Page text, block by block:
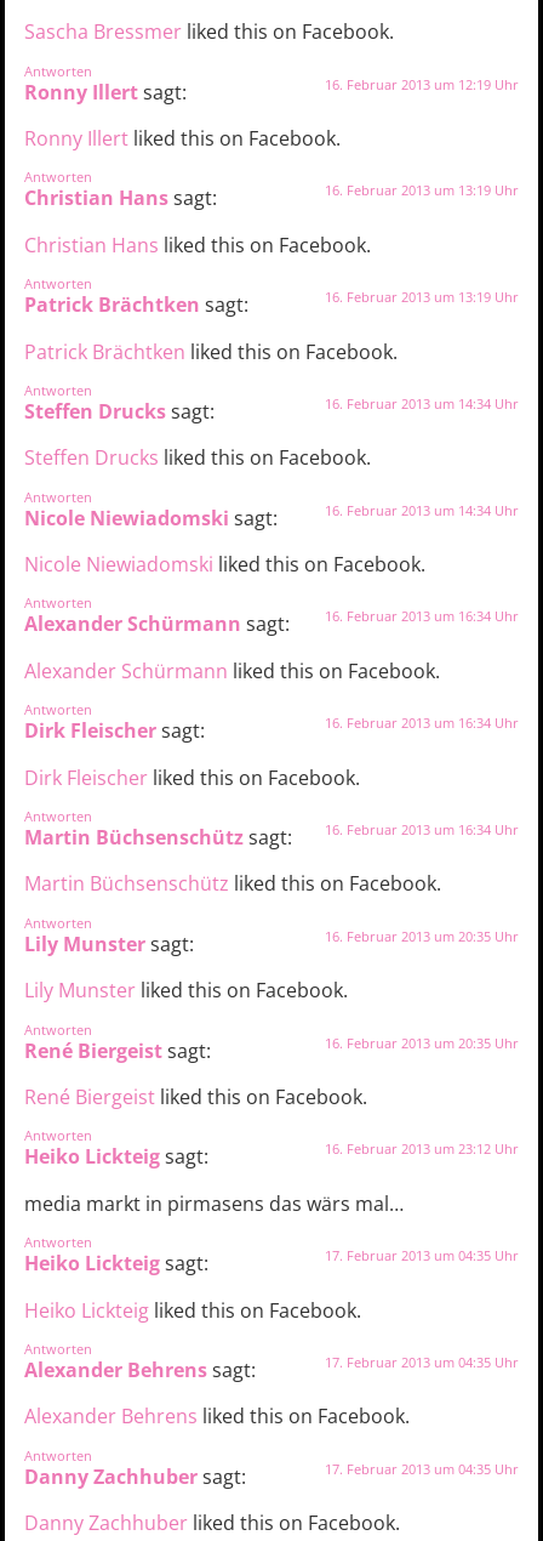
Sascha Bressmer liked this on Facebook.
Antworten
Ronny Illertsagt: 16. Februar 2013 um 12:19 Uhr
Ronny Illert liked this on Facebook.
Antworten
Christian Hanssagt: 16. Februar 2013 um 13:19 Uhr
Christian Hans liked this on Facebook.
Antworten
Patrick Brächtken sagt: 16. Februar 2013 um 13:19 Uhr
Patrick Brächtken liked this on Facebook.
Antworten
Steffen Druckssagt: 16. Februar 2013 um 14:34 Uhr
Steffen Drucks liked this on Facebook.
Antworten
Nicole Niewiadomski sagt: 16. Februar 2013 um 14:34 Uhr
Nicole Niewiadomski liked this on Facebook.
Antworten
Alexander Schürmann sagt: 16. Februar 2013 um 16:34 Uhr
Alexander Schürmann liked this on Facebook.
Antworten
Dirk Fleischersagt: 16. Februar 2013 um 16:34 Uhr
Dirk Fleischer liked this on Facebook.
Antworten
Martin Büchsenschützsagt: 16. Februar 2013 um 16:34 Uhr
Martin Büchsenschütz liked this on Facebook.
Antworten
Lily Munstersagt: 16. Februar 2013 um 20:35 Uhr
Lily Munster liked this on Facebook.
Antworten
René Biergeistsagt: 16. Februar 2013 um 20:35 Uhr
René Biergeist liked this on Facebook.
Antworten
Heiko Lickteigsagt: 16. Februar 2013 um 23:12 Uhr
media markt in pirmasens das wärs mal…
Antworten
Heiko Lickteigsagt: 17. Februar 2013 um 04:35 Uhr
Heiko Lickteig liked this on Facebook.
Antworten
Alexander Behrenssagt: 17. Februar 2013 um 04:35 Uhr
Alexander Behrens liked this on Facebook.
Antworten
Danny Zachhubersagt: 17. Februar 2013 um 04:35 Uhr
Danny Zachhuber liked this on Facebook.